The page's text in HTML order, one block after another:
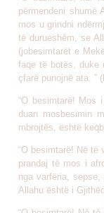
përmendeni shumë
mos u grindni
të durueshëm, se
(jobesimtarët e
faqe të botës, duke
çfarë punojnë ata. ”
“O besimtarë! Mos
duan mosbesimin
mbrojtës, është
“O besimtarë! Në të
prandaj të mos i
nga varfëria,
Allahu është i